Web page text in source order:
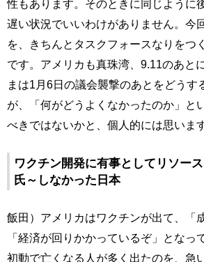
性もあります。そのときに同じように
遅い状況でいいわけがありません。今
を、きちんとタスクフォースなりをつ
です。アメリカも真珠湾、9.11のあと
まは1月6日の議会襲撃のあとをどうす
が、「何がどうよくなかったのか」と
べきではないかと、個人的には思います
ワクチン開発に有事としてリソー
氏～しなかった日本
飯田）アメリカはワクチンが出て、「
「経済が回りかかっているぞ」となっ
初動で亡くなる人が多く出たのを、急